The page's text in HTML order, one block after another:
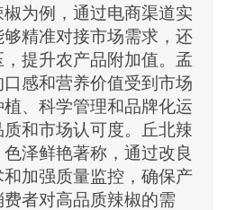
为例，通过电商渠道实
精准对接市场需求，还
提升农产品附加值。孟
感和营养价值受到市场
、科学管理和品牌化运
和市场认可度。丘北辣
泽鲜艳著称，通过改良
加强质量监控，确保产
者对高品质辣椒的需